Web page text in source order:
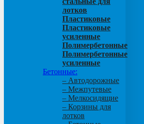
лотков
Пластиковые
Пластиковые
усиленные
Полимербетонные
Полимербетонные
усиленные
Бетонные:
– Автодорожные
– Межпутевые
– Мелкосидящие
– Корзины для
лотков